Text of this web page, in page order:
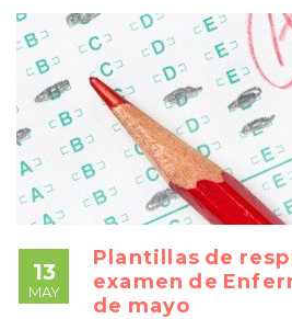
13
MAY
Plantillas de
examen de
de mayo